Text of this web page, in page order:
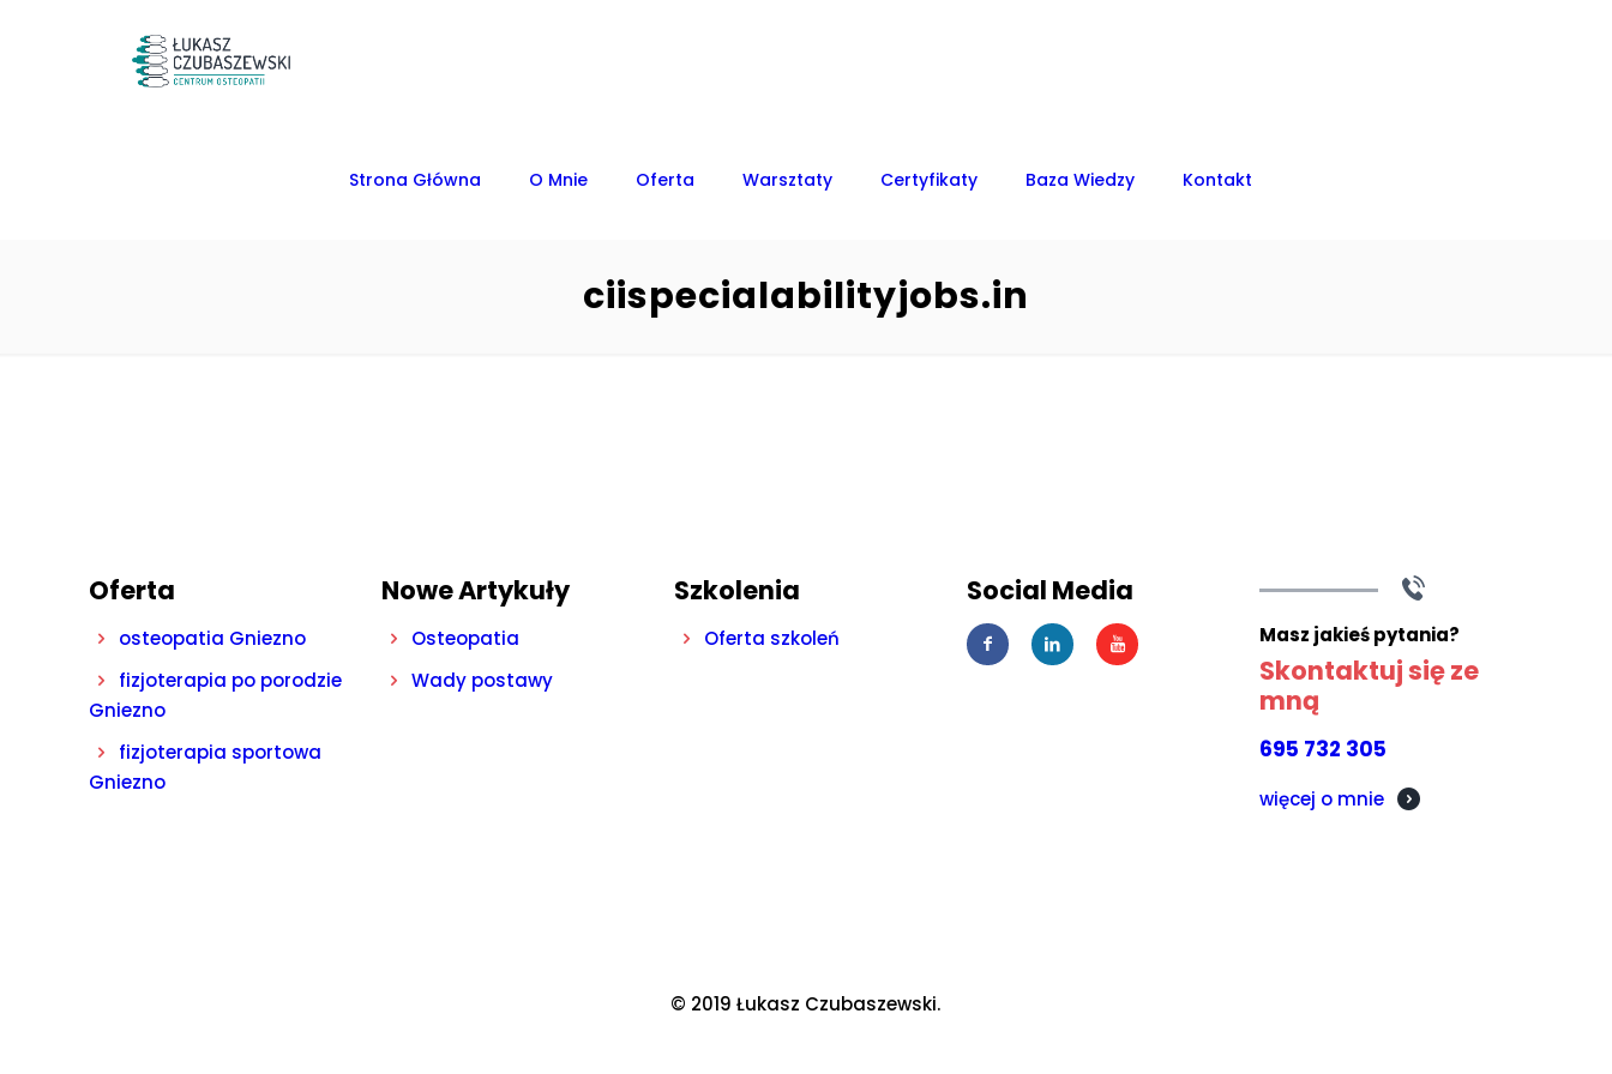
Strona Główna O Mnie Oferta Warsztaty Certyfikaty Baza Wiedzy Kontakt
ciispecialabilityjobs.in
Oferta
osteopatia Gniezno
fizjoterapia po porodzie
Gniezno
fizjoterapia sportowa
Gniezno
Nowe Artykuły
Osteopatia
Wady postawy
Szkolenia
Oferta szkoleń
Social Media
Masz jakieś pytania?
Skontaktuj się ze
mną
695 732 305
więcej o mnie
© 2019 Łukasz Czubaszewski.